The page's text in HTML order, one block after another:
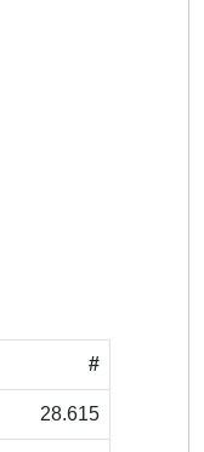
#
28.615